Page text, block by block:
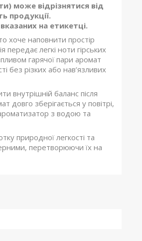
може відрізнятися від
продукції.
на етикетці.
хоче наповнити простір
передає легкі ноти гірських
гарячої пари аромат
без різких або нав’язливих
внутрішній баланс після
довго зберігається у повітрі,
з водою та
природної легкості та
перетворюючи їх на